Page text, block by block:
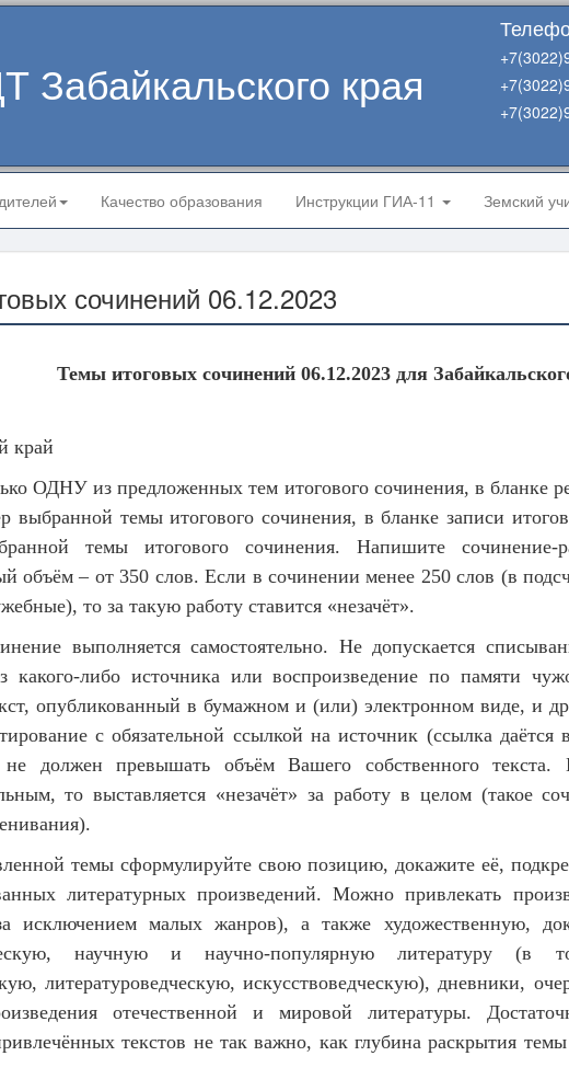
края
Качество образования Инструкции ГИА-11 Земский
сочинений 06.12.2023
Темы итоговых сочинений 06.12.2023 для
край
ОДНУ из предложенных тем итогового сочинения, в бланке
выбранной темы итогового сочинения, в бланке записи
темы итогового сочинения. Напишите сочинение-
объём – от 350 слов. Если в сочинении менее 250 слов (в
то за такую работу ставится «незачёт».
выполняется самостоятельно. Не допускается
какого-либо источника или воспроизведение по памяти
опубликованный в бумажном и (или) электронном виде, и
с обязательной ссылкой на источник (ссылка
не должен превышать объём Вашего собственного текста.
то выставляется «незачёт» за работу в целом (такое
темы сформулируйте свою позицию, докажите её,
литературных произведений. Можно привлекать
исключением малых жанров), а также художественную,
научную и научно-популярную литературу (в
литературоведческую, искусствоведческую), дневники,
отечественной и мировой литературы.
текстов не так важно, как глубина раскрытия